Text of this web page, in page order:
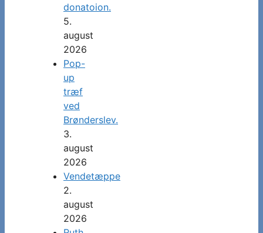
donatoion.
5.
august
2026
Pop-
up
træf
ved
Brønderslev.
3.
august
2026
Vendetæppe
2.
august
2026